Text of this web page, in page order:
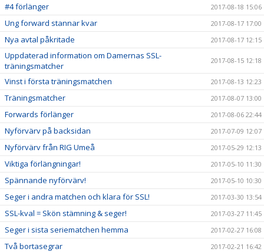
#4 förlänger 2017-08-18 15:06
Ung forward stannar kvar 2017-08-17 17:00
Nya avtal påkritade 2017-08-17 12:15
Uppdaterad information om Damernas SSL-
träningsmatcher
2017-08-15 12:18
Vinst i första träningsmatchen 2017-08-13 12:23
Träningsmatcher 2017-08-07 13:00
Forwards förlänger 2017-08-06 22:44
Nyförvärv på backsidan 2017-07-09 12:07
Nyförvärv från RIG Umeå 2017-05-29 12:13
Viktiga förlängningar! 2017-05-10 11:30
Spännande nyförvärv! 2017-05-10 10:30
Seger i andra matchen och klara för SSL! 2017-03-30 13:54
SSL-kval = Skön stämning & seger! 2017-03-27 11:45
Seger i sista seriematchen hemma 2017-02-27 16:08
Två bortasegrar 2017-02-21 16:42